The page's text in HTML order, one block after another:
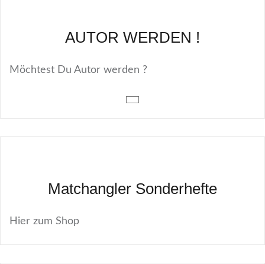
AUTOR WERDEN !
Möchtest Du Autor werden ?
Matchangler Sonderhefte
Hier zum Shop